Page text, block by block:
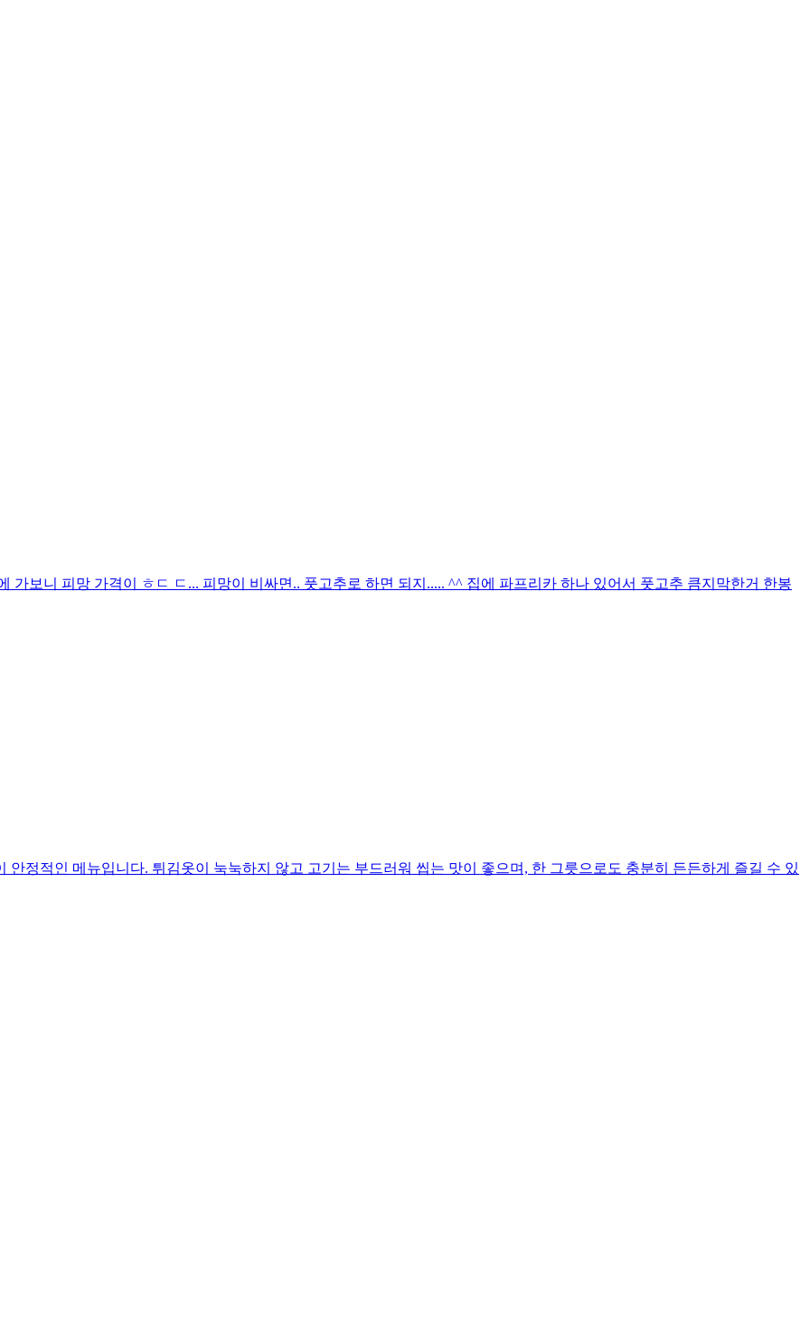
가보니 피망 가격이 ㅎㄷ ㄷ... 피망이 비싸면.. 풋고추로 하면 되지..... ^^ 집에 파프리카 하나 있어서 풋고추 큼지막한거 한봉
정적인 메뉴입니다. 튀김옷이 눅눅하지 않고 고기는 부드러워 씹는 맛이 좋으며, 한 그릇으로도 충분히 든든하게 즐길 수 있